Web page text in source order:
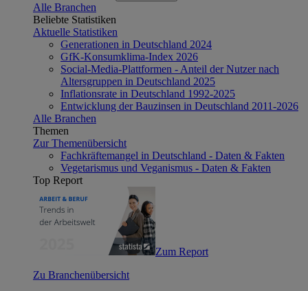
Alle Branchen
Beliebte Statistiken
Aktuelle Statistiken
Generationen in Deutschland 2024
GfK-Konsumklima-Index 2026
Social-Media-Plattformen - Anteil der Nutzer nach
Altersgruppen in Deutschland 2025
Inflationsrate in Deutschland 1992-2025
Entwicklung der Bauzinsen in Deutschland 2011-2026
Alle Branchen
Themen
Zur Themenübersicht
Fachkräftemangel in Deutschland - Daten & Fakten
Vegetarismus und Veganismus - Daten & Fakten
Top Report
Zum Report
Zu Branchenübersicht